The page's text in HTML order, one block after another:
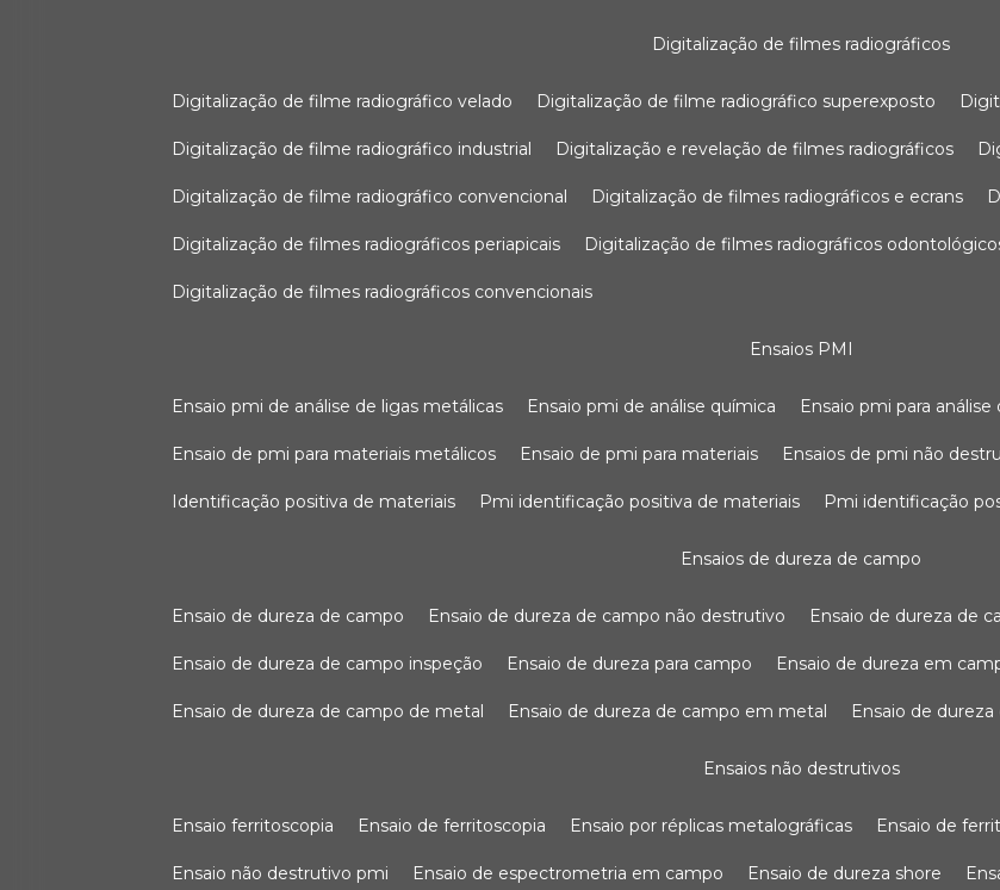
digitalização de filmes radiográficos
digitalização de filme radiográfico velado digitalização de filme radiográfico superexposto
digitalização de filme radiográfico industrial digitalização e revelação de filmes radiográficos
digitalização de filme radiográfico convencional digitalização de filmes radiográficos e ecrans
digitalização de filmes radiográficos periapicais digitalização de filmes radiográficos
digitalização de filmes radiográficos convencionais
ensaios PMI
ensaio pmi de análise de ligas metálicas ensaio pmi de análise química ensaio pmi para
ensaio de pmi para materiais metálicos ensaio de pmi para materiais ensaios de pmi não
identificação positiva de materiais pmi identificação positiva de materiais pmi identificação
ensaios de dureza de campo
ensaio de dureza de campo ensaio de dureza de campo não destrutivo ensaio de dureza de
ensaio de dureza de campo inspeção ensaio de dureza para campo ensaio de dureza em
ensaio de dureza de campo de metal ensaio de dureza de campo em metal ensaio de
ensaios não destrutivos
ensaio ferritoscopia ensaio de ferritoscopia ensaio por réplicas metalográficas ensaio de
ensaio não destrutivo pmi ensaio de espectrometria em campo ensaio de dureza shore